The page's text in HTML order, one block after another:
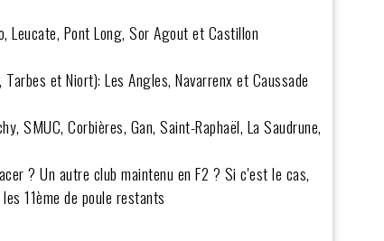
Leucate, Pont Long, Sor Agout et Castillon
et Niort): Les Angles, Navarrenx et Caussade
SMUC, Corbières, Gan, Saint-Raphaël, La Saudrune,
? Un autre club maintenu en F2 ? Si c'est le cas,
11ème de poule restants